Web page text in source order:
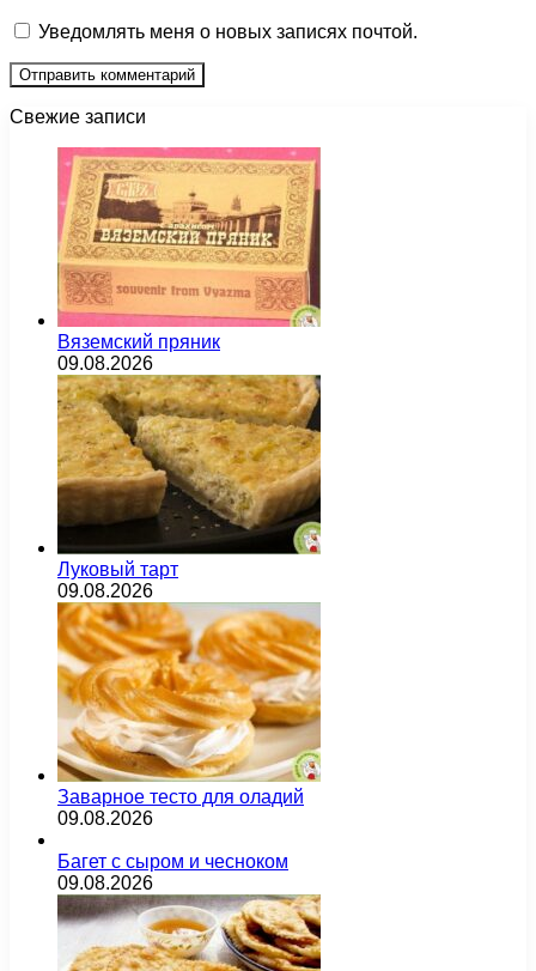
Уведомлять меня о новых записях почтой.
Свежие записи
Вяземский пряник
09.08.2026
Луковый тарт
09.08.2026
Заварное тесто для оладий
09.08.2026
Багет с сыром и чесноком
09.08.2026